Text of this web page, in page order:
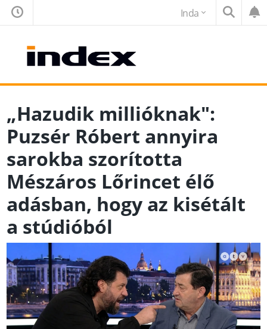
Inda
„Hazudik millióknak":
Puzsér Róbert annyira
sarokba szorította
Mészáros Lőrincet élő
adásban, hogy az kisétált
a stúdióból